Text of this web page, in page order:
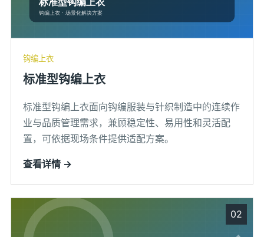
钩编上衣
标准型钩编上衣
标准型钩编上衣面向钩编服装与针织制造中的连续作
业与品质管理需求，兼顾稳定性、易用性和灵活配
置，可依据现场条件提供适配方案。
查看详情 →
02